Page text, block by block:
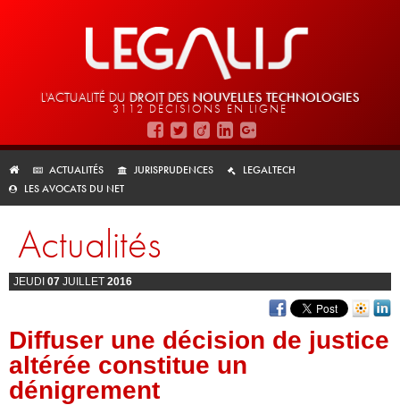
L'ACTUALITÉ DU DROIT DES NOUVELLES TECHNOLOGIES
3112 DÉCISIONS EN LIGNE
ACTUALITÉS JURISPRUDENCES
LEGALTECH
LES AVOCATS DU NET
Actualités
JEUDI 07 JUILLET 2016
Diffuser une décision de justice
altérée constitue un
dénigrement